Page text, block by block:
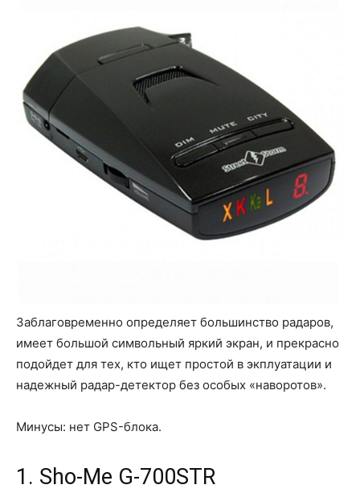
Заблаговременно определяет большинство радаров,
имеет большой символьный яркий экран, и прекрасно
подойдет для тех, кто ищет простой в экплуатации и
надежный радар-детектор без особых «наворотов».
Минусы: нет GPS-блока.
1. Sho-Me G-700STR